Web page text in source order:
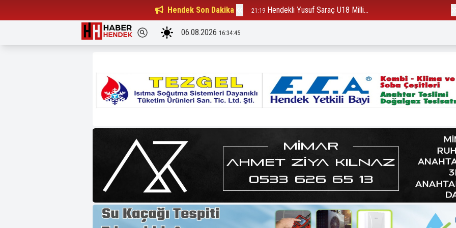
Hendek Son Dakika
Beşiktaşlılar Derneği Başkanı... 21:19 Hendekli Yusuf Saraç U18 Milli...
06.08.2026 16:34:47